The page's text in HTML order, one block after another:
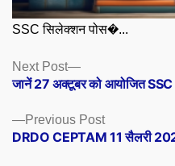
SSC सिलेक्शन पोस�...
Posts
navigation
Previous PostPrevious
post:
DRDO CEPTAM 11 सैलरी
Next Post
Next
post:
जानें 27 अक्टूबर को आयोजित SSC